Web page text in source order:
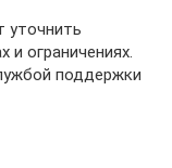
уточнить
ограничениях.
поддержки